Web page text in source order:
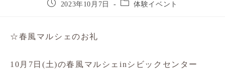
2023年10月7日 体験イベント
☆春風マルシェのお礼
10月7日(土)の春風マルシェinシビックセンター